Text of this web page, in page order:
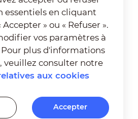
essentiels en cliquant
» ou « Refuser ».
vos paramètres à
plus d'informations
veuillez consulter notre
aux cookies
Accepter